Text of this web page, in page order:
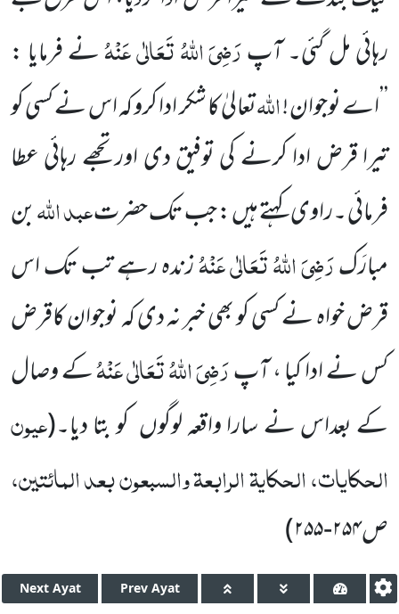
رہائی مل گئی۔ آپرَضِیَ اللّٰہُ تَعَالٰی عَنْہُنے فرمایا :
’’اے نوجوان !اللّٰہتعالیٰ کا شکر ادا کرو کہ اس نے کسی کو
تیرا قرض ادا کرنے کی توفیق دی اور تجھے رہائی عطا
فرمائی ۔راوی کہتے ہیں : جب تک حضرتعبد اللّٰہبن
مبارَکرَضِیَ اللّٰہُ تَعَالٰی عَنْہُزندہ رہے تب تک اس
قرض خواہ نے کسی کو بھی خبر نہ دی کہ نوجوان کاقرض
کس نے ادا کیا ، آپرَضِیَ اللّٰہُ تَعَالٰی عَنْہُکے وصال
کے بعداس نے سارا واقعہ لوگوں کو بتا دیا۔(عیون
الحکایات، الحکایۃ الرابعۃ والسبعون بعد المائتین،
ص۲۵۴-۲۵۵ )
Next Ayat Prev Ayat